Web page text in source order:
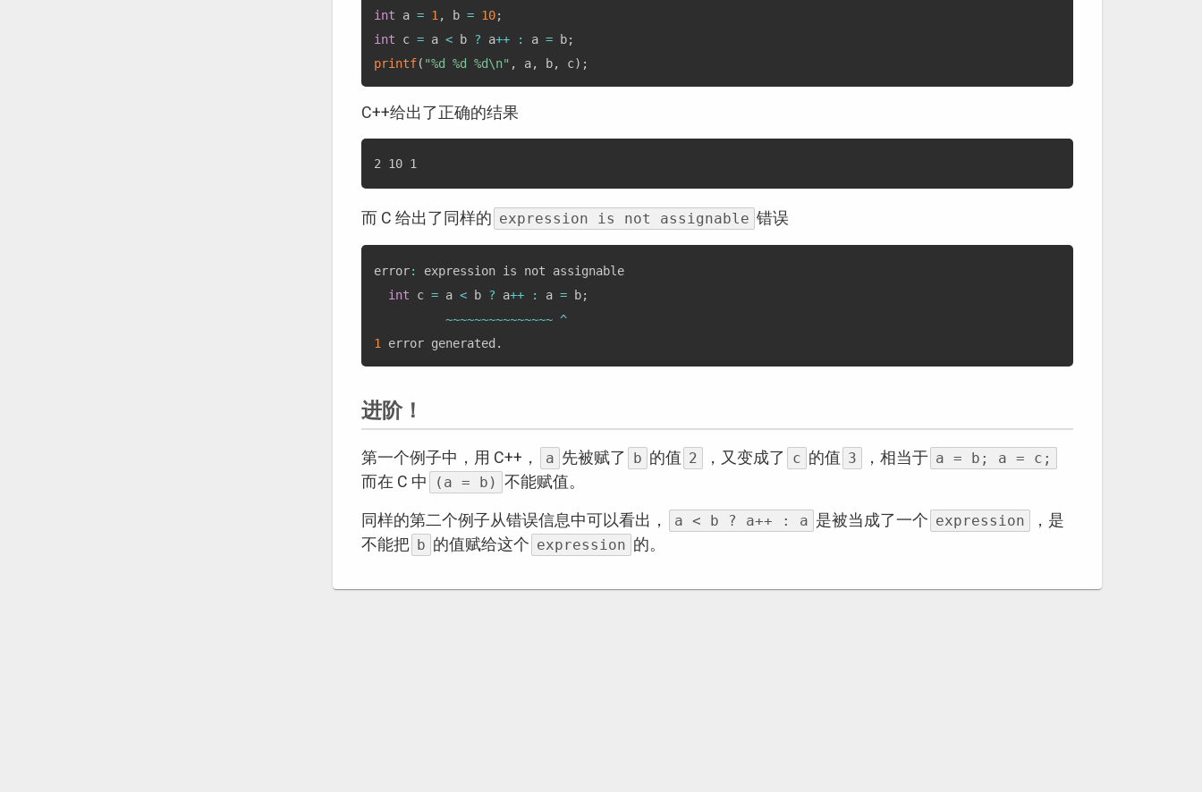
int a = 1 , b = 10;
int c = a < b ? a++ : a = b;
printf( "%d %d %d\n" , a, b, c) ;
C++给出了正确的结果
而 C 给出了同样的 expression is not assignable 错误
error:
expression is not assignable
int c = a < b ? a++ : a = b;
~~~~~~~~~~~~~~~ ^
1
error generated .
进阶！
第一个例子中，用 C++， a 先被赋了 b 的值 2 ，又变成了 c 的值 3 ，相当于 a = b; a = c;
而在 C 中 (a = b) 不能赋值。
同样的第二个例子从错误信息中可以看出， a < b ? a++ : a 是被当成了一个 expression
，是
不能把 b 的值赋给这个 expression 的。